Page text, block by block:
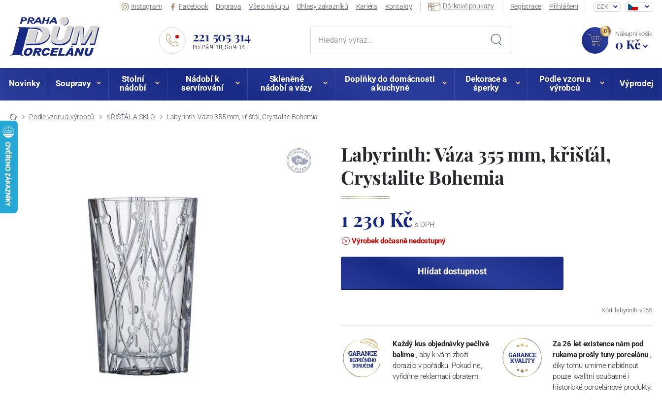
Instagram Facebook Doprava Vše o nákupu Ohlasy zákazníků Kariéra Kontakty Dárkové poukazy Registrace Přihlášení CZK
221 505 314
Po-Pá 9-18, So 9-14
0 Nákupní košík
0 Kč
Novinky Soupravy
Stolní
nádobí
Nádobí k
servírování
Skleněné
nádobí a vázy
Doplňky do domácnosti
a kuchyně
Dekorace a
šperky
Podle vzoru a
výrobců
Výprodej
Podle vzoru a výrobců KŘIŠŤÁL A SKLO Labyrinth: Váza 355 mm, křišťál, Crystalite Bohemia
Labyrinth: Váza 355 mm, křišťál,
Crystalite Bohemia
1 230 Kč s DPH
Výrobek dočasně nedostupný
Hlídat dostupnost
Kód: labyrinth-v355
Každý kus objednávky pečlivě
balíme , aby k vám zboží
dorazilo v pořádku. Pokud ne,
vyřídíme reklamaci obratem.
Za 26 let existence nám pod
rukama prošly tuny porcelánu ,
díky tomu umíme nabídnout
pouze kvalitní současné i
historické porcelánové produkty.